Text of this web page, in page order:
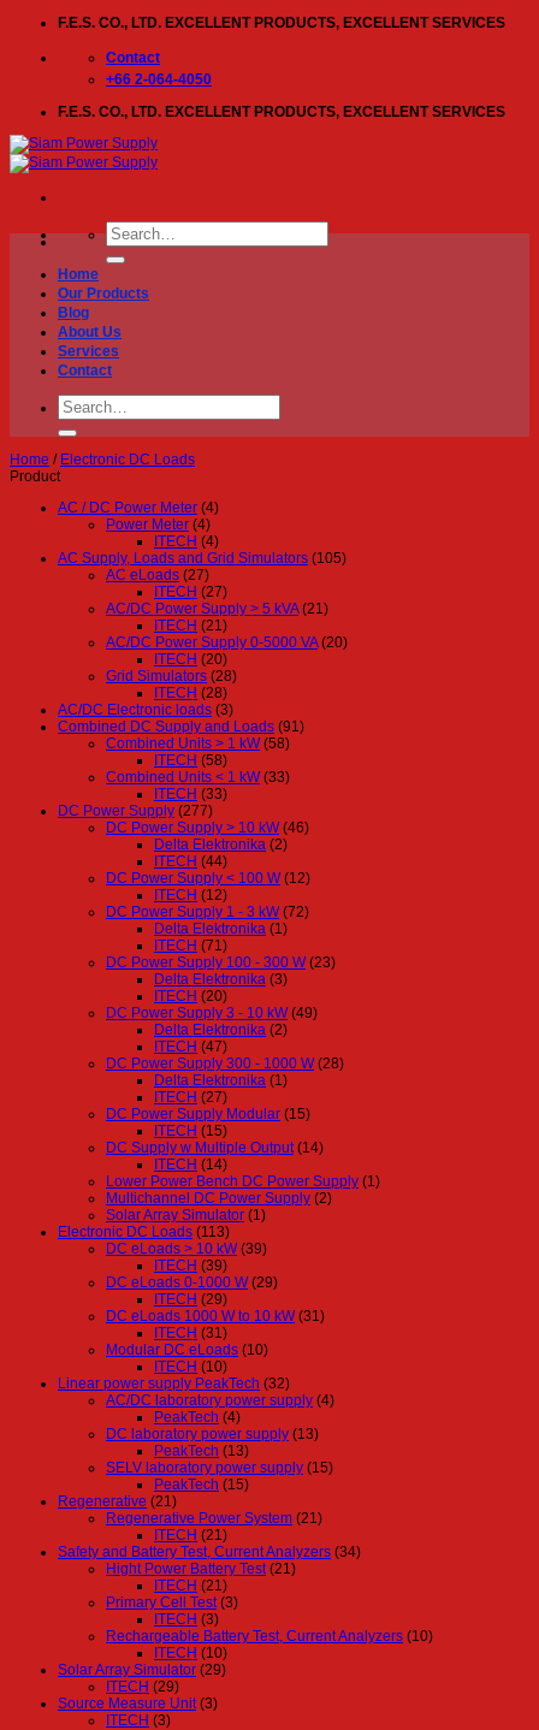
content
F.E.S. CO., LTD. EXCELLENT PRODUCTS, EXCELLENT SERVICES
Contact
+66 2-064-4050
F.E.S. CO., LTD. EXCELLENT PRODUCTS, EXCELLENT SERVICES
Search
for:
Home
Our Products
Blog
About Us
Services
Contact
Search
for:
Home / Electronic DC Loads
Product
AC / DC Power Meter (4)
Power Meter (4)
ITECH (4)
AC Supply, Loads and Grid Simulators (105)
AC eLoads (27)
ITECH (27)
AC/DC Power Supply > 5 kVA (21)
ITECH (21)
AC/DC Power Supply 0-5000 VA (20)
ITECH (20)
Grid Simulators (28)
ITECH (28)
AC/DC Electronic loads (3)
Combined DC Supply and Loads (91)
Combined Units > 1 kW (58)
ITECH (58)
Combined Units < 1 kW (33)
ITECH (33)
DC Power Supply (277)
DC Power Supply > 10 kW (46)
Delta Elektronika (2)
ITECH (44)
DC Power Supply < 100 W (12)
ITECH (12)
DC Power Supply 1 - 3 kW (72)
Delta Elektronika (1)
ITECH (71)
DC Power Supply 100 - 300 W (23)
Delta Elektronika (3)
ITECH (20)
DC Power Supply 3 - 10 kW (49)
Delta Elektronika (2)
ITECH (47)
DC Power Supply 300 - 1000 W (28)
Delta Elektronika (1)
ITECH (27)
DC Power Supply Modular (15)
ITECH (15)
DC Supply w Multiple Output (14)
ITECH (14)
Lower Power Bench DC Power Supply (1)
Multichannel DC Power Supply (2)
Solar Array Simulator (1)
Electronic DC Loads (113)
DC eLoads > 10 kW (39)
ITECH (39)
DC eLoads 0-1000 W (29)
ITECH (29)
DC eLoads 1000 W to 10 kW (31)
ITECH (31)
Modular DC eLoads (10)
ITECH (10)
Linear power supply PeakTech (32)
AC/DC laboratory power supply (4)
PeakTech (4)
DC laboratory power supply (13)
PeakTech (13)
SELV laboratory power supply (15)
PeakTech (15)
Regenerative (21)
Regenerative Power System (21)
ITECH (21)
Safety and Battery Test, Current Analyzers (34)
Hight Power Battery Test (21)
ITECH (21)
Primary Cell Test (3)
ITECH (3)
Rechargeable Battery Test, Current Analyzers (10)
ITECH (10)
Solar Array Simulator (29)
ITECH (29)
Source Measure Unit (3)
ITECH (3)